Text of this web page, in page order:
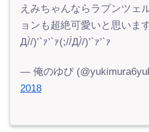
えみちゃんならラプンツェ
ョンも超絶可愛いと思いま
Д/̀/)’`ｧ’`ｧ(;//́Д/̀/)’`ｧ’`ｧ
— 俺のゆぴ
2018